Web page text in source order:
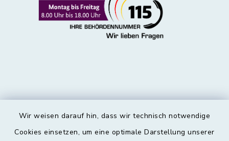
Wir weisen darauf hin, dass wir technisch notwendige
Cookies einsetzen, um eine optimale Darstellung unserer
Kontakt